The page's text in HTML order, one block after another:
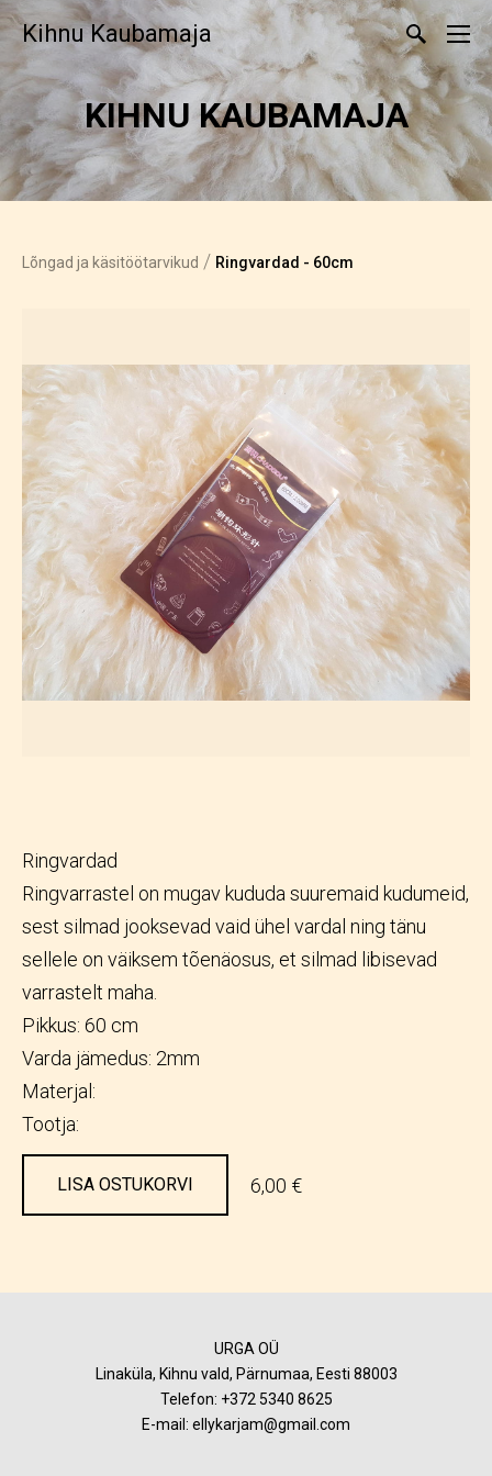
Kihnu Kaubamaja
KIHNU KAUBAMAJA
Lõngad ja käsitöötarvikud / Ringvardad - 60cm
Ringvardad
Ringvarrastel on mugav kududa suuremaid kudumeid,
sest silmad jooksevad vaid ühel vardal ning tänu
sellele on väiksem tõenäosus, et silmad libisevad
varrastelt maha.
Pikkus: 60 cm
Varda jämedus: 2mm
Materjal:
Tootja:
LISA OSTUKORVI 6,00 €
URGA OÜ
Linaküla, Kihnu vald, Pärnumaa, Eesti 88003
Telefon: +372 5340 8625
E-mail: ellykarjam@gmail.com